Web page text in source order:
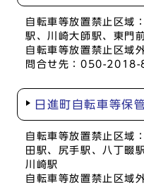
自転車等放置禁止区域
駅、川崎大師駅、東門
自転車等放置禁止区域
問合せ先：050-
日進町自転車等保
自転車等放置禁止区域
田駅、尻手駅、八丁畷
川崎駅
自転車等放置禁止区域